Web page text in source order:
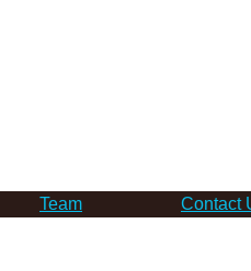
Team Contact